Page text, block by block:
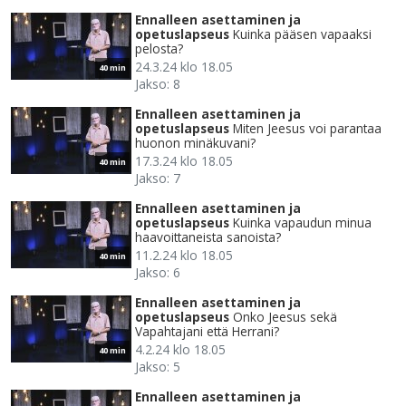
40 min
Ennalleen asettaminen ja
opetuslapseus Kuinka pääsen vapaaksi
pelosta?
24.3.24 klo 18.05
Jakso: 8
40 min
Ennalleen asettaminen ja
opetuslapseus Miten Jeesus voi parantaa
huonon minäkuvani?
17.3.24 klo 18.05
Jakso: 7
40 min
Ennalleen asettaminen ja
opetuslapseus Kuinka vapaudun minua
haavoittaneista sanoista?
11.2.24 klo 18.05
Jakso: 6
40 min
Ennalleen asettaminen ja
opetuslapseus Onko Jeesus sekä
Vapahtajani että Herrani?
4.2.24 klo 18.05
Jakso: 5
Ennalleen asettaminen ja